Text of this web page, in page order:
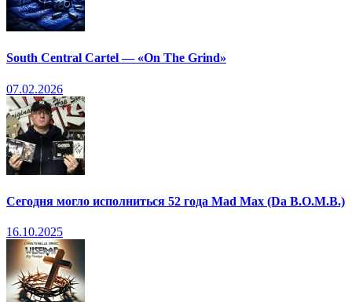
South Central Cartel — «On The Grind»
07.02.2026
Сегодня могло исполниться 52 года Mad Max (Da B.O.M.B.)
16.10.2025